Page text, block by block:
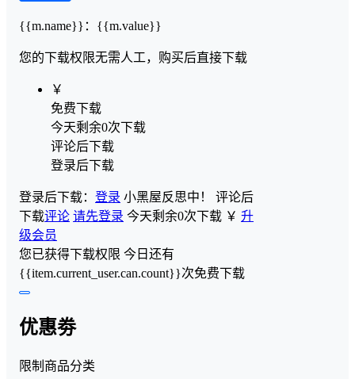
{{m.name}} ： {{m.value}}
您的下载权限无需人工，购买后直接下载
￥
免费下载
今天剩余0次下载
评论后下载
登录后下载
登录后下载： 登录 小黑屋反思中！ 评论后
下载评论 请先登录 今天剩余0次下载 ￥ 升
级会员
您已获得下载权限 今日还有
{{item.current_user.can.count}}次免费下载
优惠劵
限制商品分类